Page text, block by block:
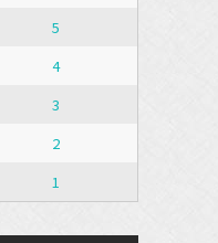
5
4
3
2
1